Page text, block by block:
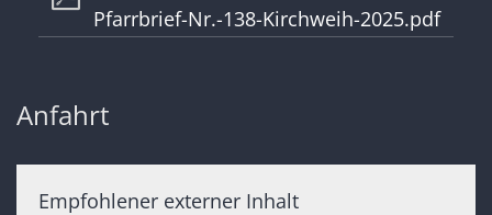
Pfarrbrief-Nr.-138-Kirchweih-2025.pdf
Anfahrt
Empfohlener externer Inhalt